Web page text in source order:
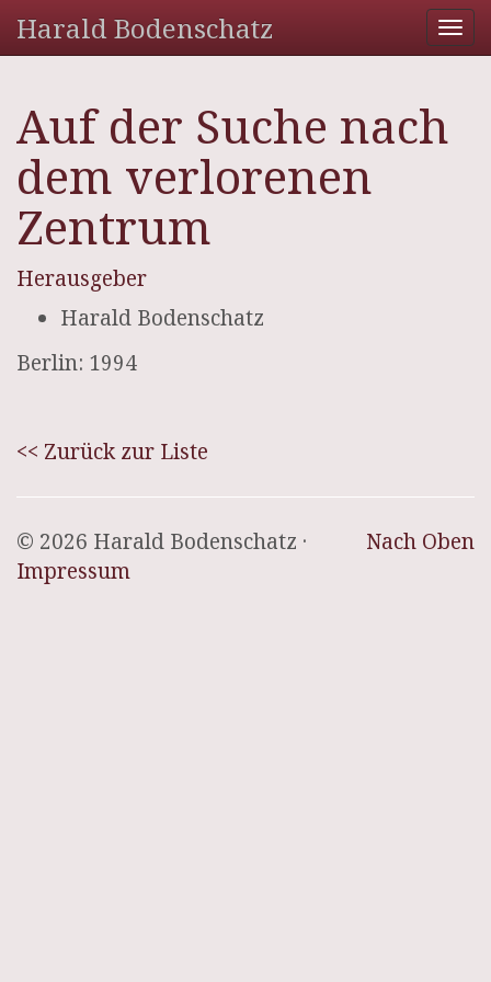
Harald Bodenschatz
Auf der Suche nach
dem verlorenen
Zentrum
Herausgeber
Harald Bodenschatz
Berlin: 1994
<< Zurück zur Liste
Nach Oben
© 2026 Harald Bodenschatz ·
Impressum